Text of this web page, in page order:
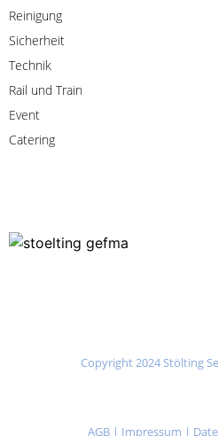
Reinigung
Sicherheit
Technik
Rail und Train
Event
Catering
Copyright 2024 Stölting
AGB| Impressum |